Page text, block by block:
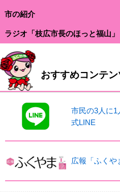
市の紹介
ラジオ「枝広市長のほっと福山」
おすすめコンテン
市民の3人に1
式LINE
広報「ふくや